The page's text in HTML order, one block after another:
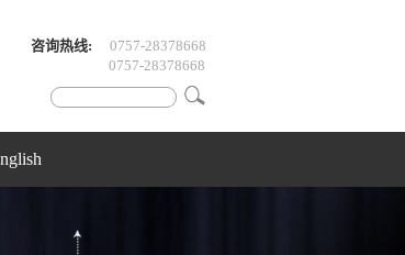
咨询热线:
0757-28378668
0757-28378668